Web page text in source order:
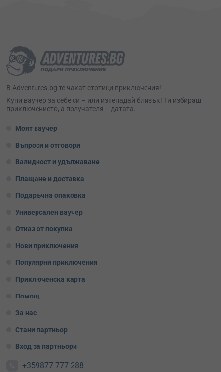
В Adventures.bg те чакат стотици приключения!
Kупи ваучер за себе си – или изненадай близък! Ти избираш
приключението, а получателя – датата.
Моят ваучер
Въпроси и отговори
Валидност и удължаване
Плащане и доставка
Подаръчна опаковка
Универсален ваучер
Отказ от покупка
Нови приключения
Популярни приключения
Приключенска карта
Помощ
За нас
Стани партньор
Вход за партньори
+359877 777 288